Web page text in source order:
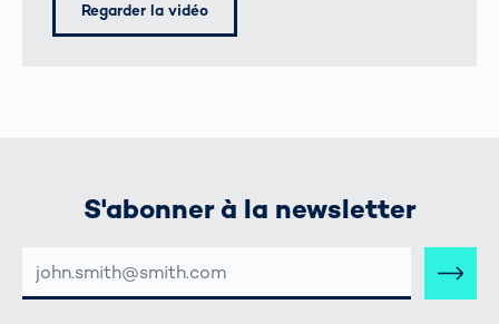
Regarder la vidéo
S'abonner à la newsletter
MAIL